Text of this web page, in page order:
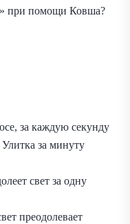
при помощи Ковша?
за каждую секунду
за минуту
свет за одну
преодолевает